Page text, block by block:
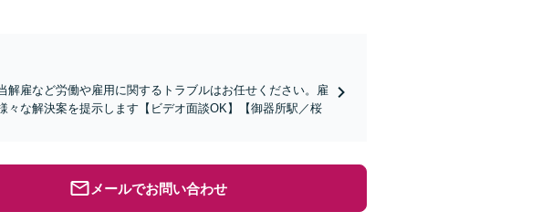
解雇など労働や雇用に関するトラブルはお任せください。雇
な解決案を提示します【ビデオ面談OK】【御器所駅／桜
メールでお問い合わせ